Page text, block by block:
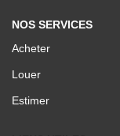
NOS SERVICES
Acheter
Louer
Estimer